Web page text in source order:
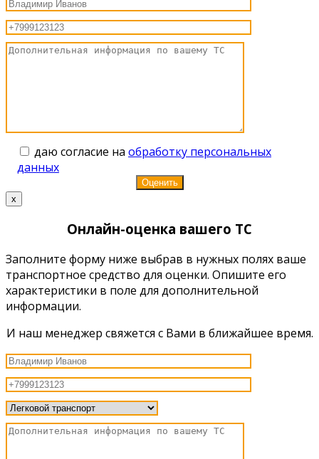
даю согласие на обработку персональных
данных
x
Онлайн-оценка вашего ТС
Заполните форму ниже выбрав в нужных полях ваше
транспортное средство для оценки. Опишите его
характеристики в поле для дополнительной
информации.
И наш менеджер свяжется с Вами в ближайшее время.